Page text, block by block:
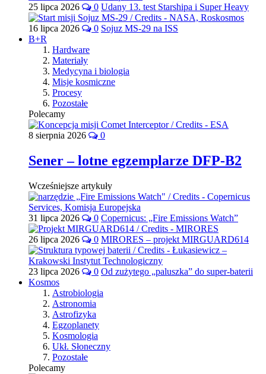
25 lipca 2026 0 Udany 13. test Starshipa i Super Heavy
16 lipca 2026 0 Sojuz MS-29 na ISS
B+R
Hardware
Materiały
Medycyna i biologia
Misje kosmiczne
Procesy
Pozostałe
Polecamy
8 sierpnia 2026 0
Sener – lotne egzemplarze DFP-B2
Wcześniejsze artykuły
31 lipca 2026 0 Copernicus: „Fire Emissions Watch”
26 lipca 2026 0 MIRORES – projekt MIRGUARD614
23 lipca 2026 0 Od zużytego „paluszka” do super-baterii
Kosmos
Astrobiologia
Astronomia
Astrofizyka
Egzoplanety
Kosmologia
Ukł. Słoneczny
Pozostałe
Polecamy